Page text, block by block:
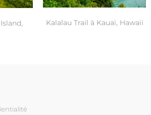
Kalalau Trail à Kauai, Hawaii